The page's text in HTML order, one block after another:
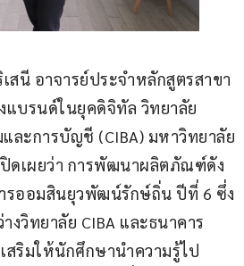
สนี อาจารย์ประจำหลักสูตรสาขา
แบรนด์ในยุคดิจิทัล วิทยาลัย
ละการบัญชี (CIBA) มหาวิทยาลัย
ดเผยว่า การพัฒนาผลิตภัณฑ์ดัง
รออมสินยุวพัฒน์รักษ์ถิ่น ปีที่ 6 ซึ่ง
งวิทยาลัย CIBA และธนาคาร
สริมให้นักศึกษานำความรู้ไป